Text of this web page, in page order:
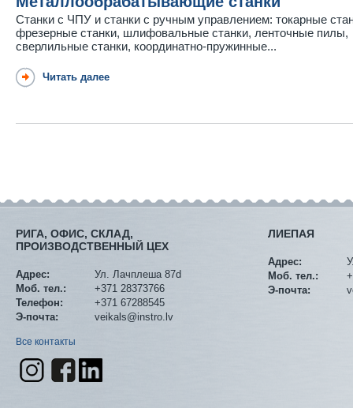
Станки с ЧПУ и станки с ручным управлением: токарные
фрезерные станки, шлифовальные станки, ленточные пилы,
сверлильные станки, координатно-пружинные...
Читать далее
РИГА, ОФИС, СКЛАД,
ПРОИЗВОДСТВЕННЫЙ ЦЕХ
Адрес:
Ул. Лачплеша 87d
Моб. тел.:
+371 28373766
Телефон:
+371 67288545
Э-почта:
veikals@instro.lv
Все контакты
ЛИЕПАЯ
Адрес:
Моб. тел.:
Э-почта: